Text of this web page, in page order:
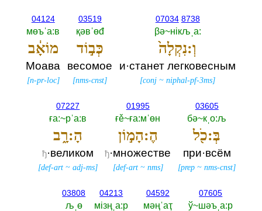
07034 8738
βә~нiкљˌа:‎
וְ:נִקְלָה֙
и·станет легковесным
[conj ~niphal-pf-3ms]
03519
қәвˈөđ
כְּב֣וֹד
весомое
[nms-cnst]
04124
мөъˈа:в
מוֹאָ֔ב
Моава
[n-pr-loc]
03605
бә~кˌо:љ
בְּ:כֹ֖ל
при·всём
[prep ~nms-cnst]
01995
ғě~ға:мˈөн
הֶ:הָמ֣וֹן
ђ·множестве
[def-art~ nms]
07227
ға:~рˈа:в
הָ:רָ֑ב
ђ·великом
[def-art ~adj-ms]
07605
ў~шәъˌа:р
04592
мәңˈаҭ
04213
мiзңˌа:р
03808
љˌө